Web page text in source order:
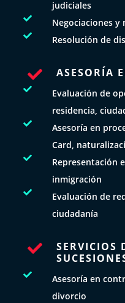
judiciales
 Negociaciones y
 Resolución de
 ASESORÍA

Evaluación de
residencia,

Asesoría en
Card,

Representación
inmigración

Evaluación de
ciudadanía

SERVICIOS

Asesoría en
divorcio